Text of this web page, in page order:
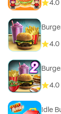
4.0
4.0
4.0
Idle